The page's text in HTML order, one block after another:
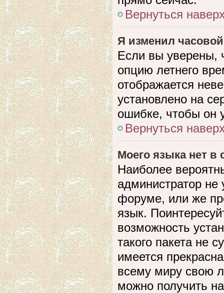
Вернуться
Я изменил
Если вы уверены,
опцию летнего
отображается
установлено на
ошибке, чтобы он
Вернуться
Моего языка нет в
Наиболее
администратор не
форуме, или же
язык.
возможность
такого пакета не
имеется
всему миру свою
можно получить